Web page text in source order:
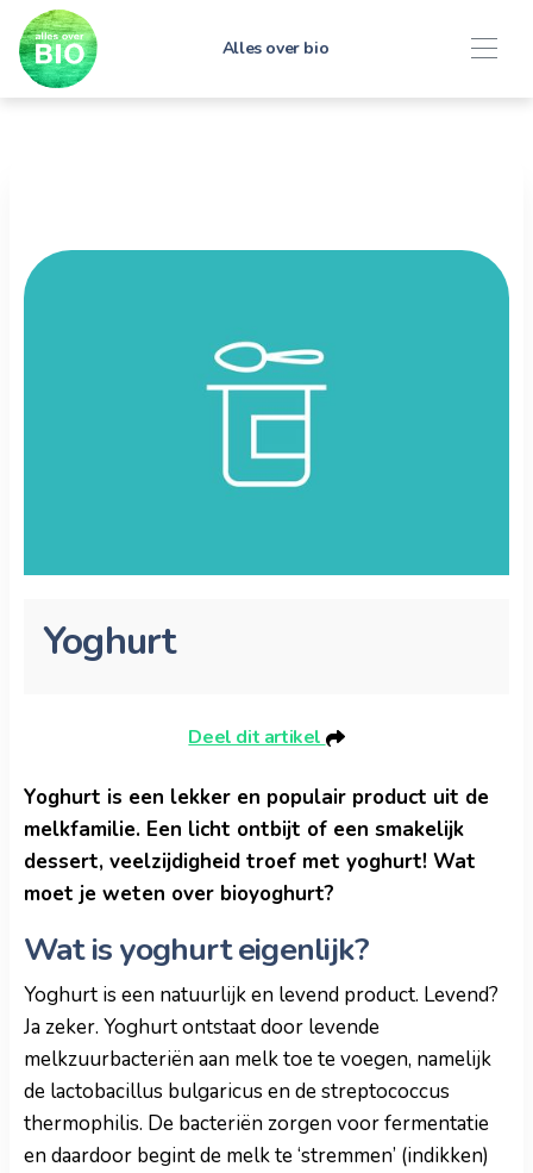
Alles over bio
Yoghurt
Deel dit artikel
Yoghurt is een lekker en populair product uit de
melkfamilie. Een licht ontbijt of een smakelijk
dessert, veelzijdigheid troef met yoghurt! Wat
moet je weten over bioyoghurt?
Wat is yoghurt eigenlijk?
Yoghurt is een natuurlijk en levend product. Levend?
Ja zeker. Yoghurt ontstaat door levende
melkzuurbacteriën aan melk toe te voegen, namelijk
de lactobacillus bulgaricus en de streptococcus
thermophilis. De bacteriën zorgen voor fermentatie
en daardoor begint de melk te ‘stremmen’ (indikken)